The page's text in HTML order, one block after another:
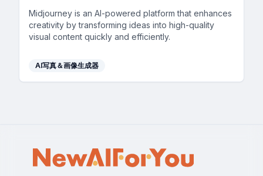
Midjourney is an AI-powered platform that enhances
creativity by transforming ideas into high-quality
visual content quickly and efficiently.
AI写真＆画像生成器